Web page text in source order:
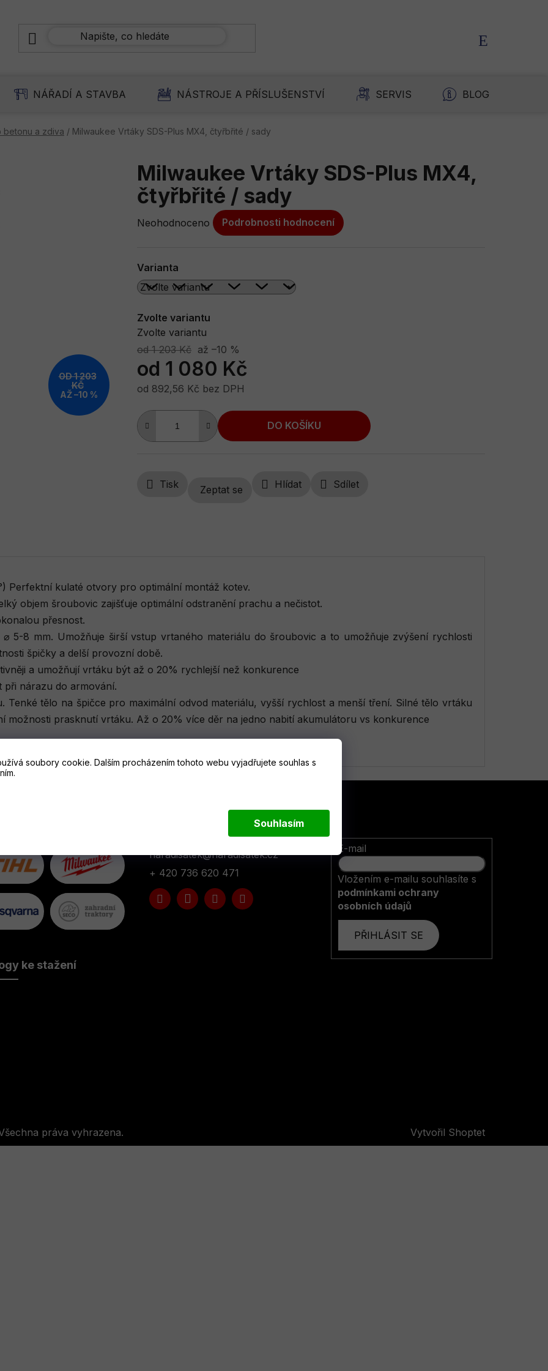
soubory cookie. Dalším procházením tohoto webu vyjadřujete souhlas s
Souhlasím
NÁŘADÍ A STAVBA NÁSTROJE A PŘÍSLUŠENSTVÍ SERVIS BLOG
betonu a zdiva / Milwaukee Vrtáky SDS-Plus MX4, čtyřbřité / sady
Milwaukee Vrtáky SDS-Plus MX4,
čtyřbřité / sady
Průměrné
je
0,0
5
hvězdiček.
Neohodnoceno Podrobnosti hodnocení
Varianta
Zvolte variantu
Zvolte variantu
od 1 203 Kč až –10 %
od 1 080 Kč
od 892,56 Kč bez DPH
Měrná cena:
DO KOŠÍKU
Tisk Zeptat se Hlídat Sdílet
OD 1 203
KČ
AŽ –10 %
Perfektní kulaté otvory pro optimální montáž kotev.
objem šroubovic zajišťuje optimální odstranění prachu a nečistot.
přesnost.
5-8 mm. Umožňuje širší vstup vrtaného materiálu do šroubovic a to umožňuje zvýšení rychlosti
špičky a delší provozní době.
a umožňují vrtáku být až o 20% rychlejší než konkurence
nárazu do armování.
Tenké tělo na špičce pro maximální odvod materiálu, vyšší rychlost a menší tření. Silné tělo vrtáku
možnosti prasknutí vrtáku. Až o 20% více děr na jedno nabití akumulátoru vs konkurence
ke stažení
naradisatek@naradisatek.cz
+ 420 736 620 471
E-mail
Vložením e-mailu souhlasíte s
podmínkami ochrany
osobních údajů
PŘIHLÁSIT SE
Vytvořil Shoptet
práva vyhrazena.